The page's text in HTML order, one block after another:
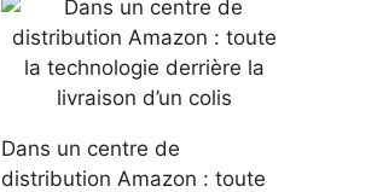
Dans un centre de
distribution Amazon : toute